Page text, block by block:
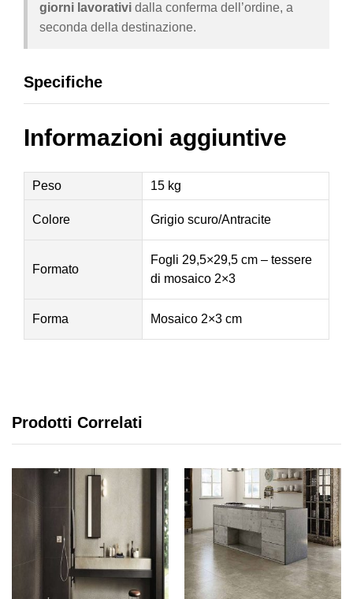
giorni lavorativi dalla conferma dell’ordine, a
seconda della destinazione.
Specifiche
Informazioni aggiuntive
Peso 15 kg
Colore Grigio scuro/Antracite
Formato
Fogli 29,5×29,5 cm – tessere
di mosaico 2×3
Forma Mosaico 2×3 cm
Prodotti Correlati